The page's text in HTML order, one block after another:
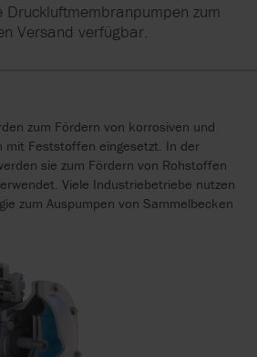
Druckluftmembranpumpen zum
Versand verfügbar.
zum Fördern von korrosiven und
mit Feststoffen eingesetzt. In der
sie zum Fördern von Rohstoffen
Viele Industriebetriebe nutzen
zum Auspumpen von Sammelbecken